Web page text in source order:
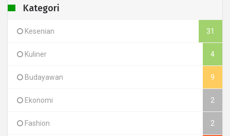
Kategori
Kesenian 31
Kuliner 4
Budayawan 9
Ekonomi 2
Fashion 2